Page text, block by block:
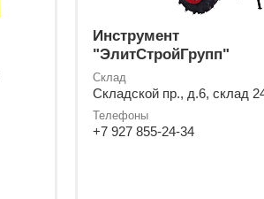
Инструмент
"ЭлитСтройГрупп"
Склад
Складской пр., д.6, склад
Телефоны
+7 927 855-24-34